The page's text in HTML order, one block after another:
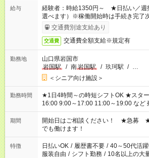
給与
経験者：時給1350円～ ★日払い／週
選べます）※稼働開始時は手続き完了
す。交通費別途支給あり
交通費 交通費全額支給※規定有
勤務地
山口県岩国市
岩国駅
/ 南岩国駅 / 玖珂駅 / …
＜シニア向け施設＞
勤務時間
★1日4時間～の時短シフトOK ★スタート時間選べます！ 7:00～
16:00 9:00～17:00 11:00～19:00 など 残業なし
場合、他のお仕事と合わせ週40時間超
ん ※法令に基づき、週20時間以上勤務
となります ※労働者派遣法（日雇い派
短時間・短期間の就業はご案内が難し
期間
開始日はご相談ください！ ★急募 ★
でも働けます！
特徴 日払いOK / 履歴書不要 / 40～50代活
服装自由 / シフト勤務 / 10名以上の大